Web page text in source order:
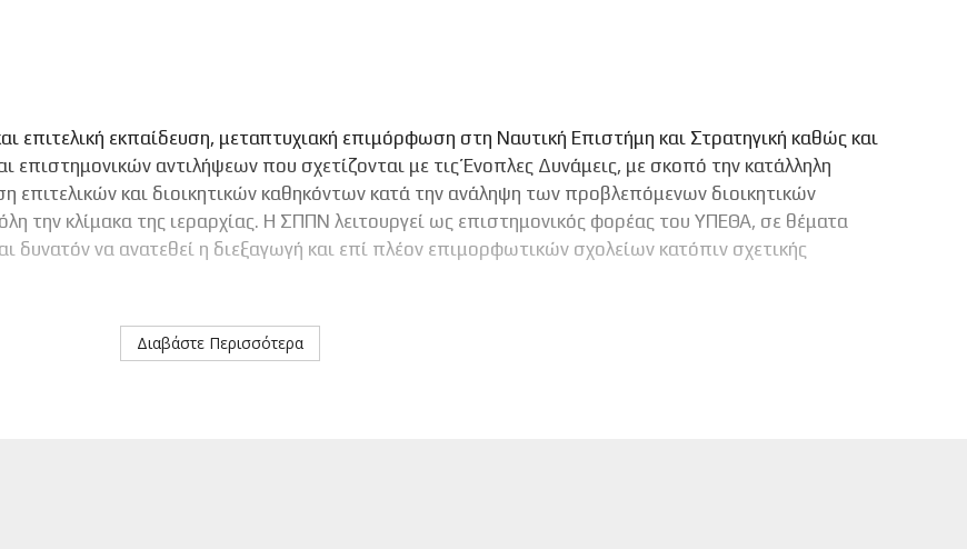
επιτελική εκπαίδευση, μεταπτυχιακή επιμόρφωση στη Ναυτική Επιστήμη και Στρατηγική καθώς και
επιστημονικών αντιλήψεων που σχετίζονται με τις Ένοπλες Δυνάμεις, με σκοπό την κατάλληλη
επιτελικών και διοικητικών καθηκόντων κατά την ανάληψη των προβλεπόμενων διοικητικών
την κλίμακα της ιεραρχίας. Η ΣΠΠΝ λειτουργεί ως επιστημονικός φορέας του ΥΠΕΘΑ, σε θέματα
δυνατόν να ανατεθεί η διεξαγωγή και επί πλέον επιμορφωτικών σχολείων κατόπιν σχετικής
Διαβάστε Περισσότερα